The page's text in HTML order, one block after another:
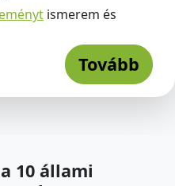
ismerem és
Tovább
10 állami